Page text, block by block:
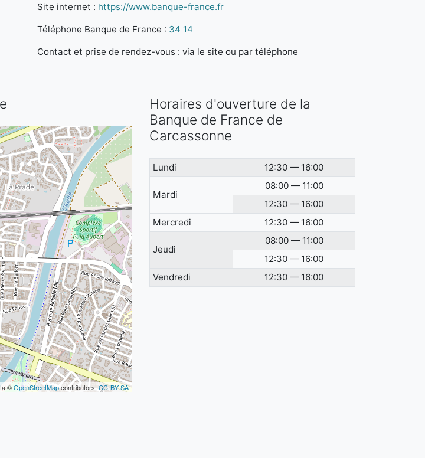
Site internet : https://www.banque-france.fr
Téléphone Banque de France : 34 14
Contact et prise de rendez-vous : via le site ou par téléphone
©OpenStreetMapcontributors,CC-BY-SA
Horaires d'ouverture de la
Banque de France de
Carcassonne
Lundi 12:30 — 16:00
Mardi
08:00 — 11:00
12:30 — 16:00
Mercredi
12:30 — 16:00
Jeudi
08:00 — 11:00
12:30 — 16:00
Vendredi
12:30 — 16:00